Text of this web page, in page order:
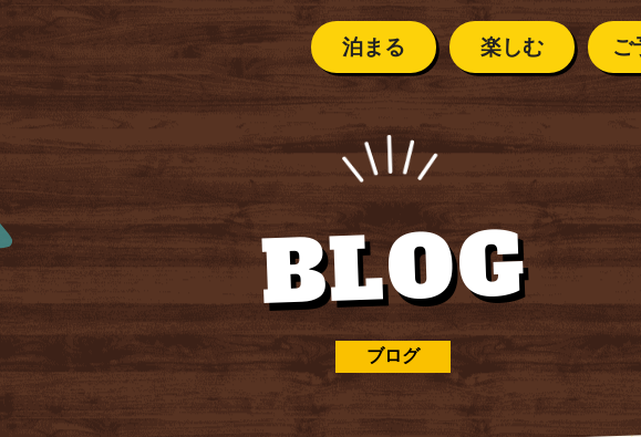
泊まる
テントサイト
バンガロー／キャビン
コテージ
楽しむ
イベントカレンダー
クリスタルハンター
KOOBUTSU
ご
ご利用案内
安全に楽
よくある
那須高原
イベント カレンダー
シーズンカレンダー
クリスタルハンター
KOBUTSU KOBO
１日の流れ
ご予約の前に
ご利用案内
安全に楽しむために
ペット連れの方へ
よくあるご質問
那須高原の気候
ブログ
BLOG